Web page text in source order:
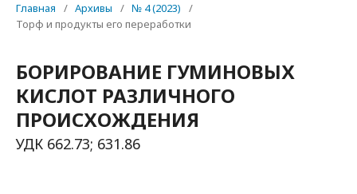
Главная / Архивы / № 4 (2023)
/
Торф и продукты его переработки
БОРИРОВАНИЕ ГУМИНОВЫХ
КИСЛОТ РАЗЛИЧНОГО
ПРОИСХОЖДЕНИЯ
УДК 662.73; 631.86